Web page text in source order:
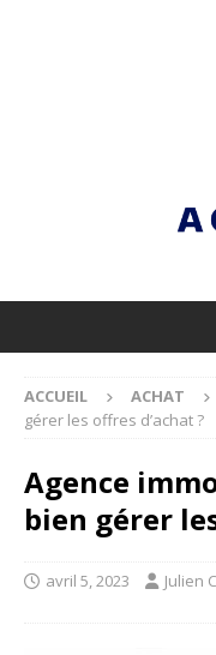
ACCUEIL ACHAT
gérer les offres d’achat ?
Agence
bien gérer
avril 5, 2023 Julien